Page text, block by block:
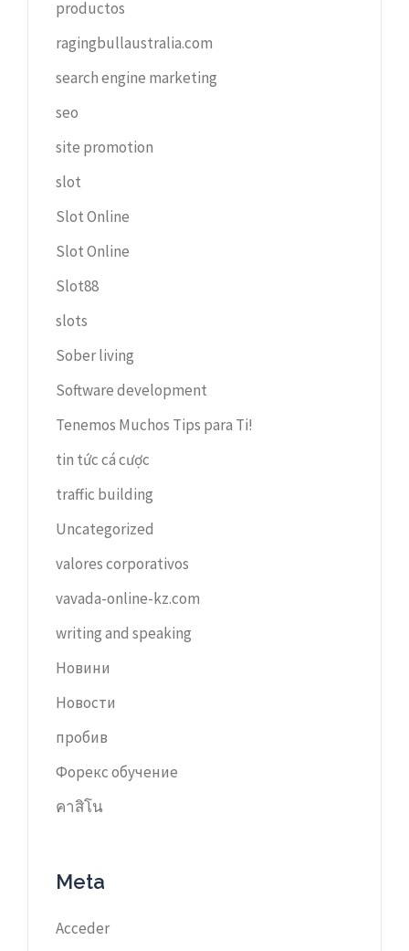
productos
ragingbullaustralia.com
search engine marketing
seo
site promotion
slot
Slot Online
Slot Online
Slot88
slots
Sober living
Software development
Tenemos Muchos Tips para Ti!
tin tức cá cược
traffic building
Uncategorized
valores corporativos
vavada-online-kz.com
writing and speaking
Новини
Новости
пробив
Форекс обучение
คาสิโน
Meta
Acceder